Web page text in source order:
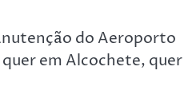
do Aeroporto
em Alcochete, quer